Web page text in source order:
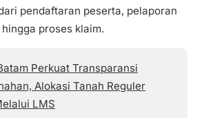
pendaftaran peserta, pelaporan
proses klaim.
Perkuat Transparansi
Alokasi Tanah Reguler
LMS